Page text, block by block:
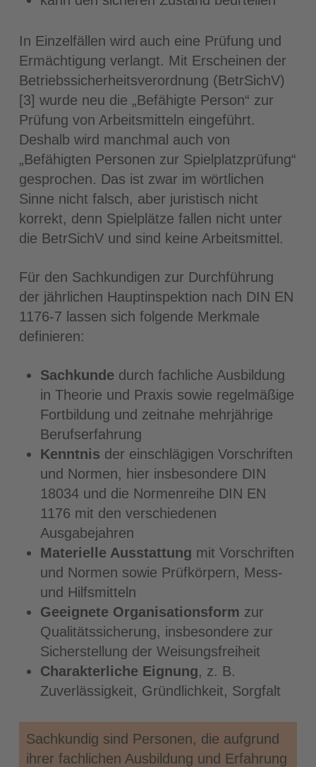
In Einzelfällen wird auch eine Prüfung und
Ermächtigung verlangt. Mit Erscheinen der
Betriebssicherheitsverordnung (BetrSichV)
[3] wurde neu die „Befähigte Person“ zur
Prüfung von Arbeitsmitteln eingeführt.
Deshalb wird manchmal auch von
„Befähigten Personen zur Spielplatzprüfung“
gesprochen. Das ist zwar im wörtlichen
Sinne nicht falsch, aber juristisch nicht
korrekt, denn Spielplätze fallen nicht unter
die BetrSichV und sind keine Arbeitsmittel.
Für den Sachkundigen zur Durchführung
der jährlichen Hauptinspektion nach DIN EN
1176-7 lassen sich folgende Merkmale
definieren:
Sachkunde durch fachliche Ausbildung
in Theorie und Praxis sowie regelmäßige
Fortbildung und zeitnahe mehrjährige
Berufserfahrung
Kenntnis der einschlägigen Vorschriften
und Normen, hier insbesondere DIN
18034 und die Normenreihe DIN EN
1176 mit den verschiedenen
Ausgabejahren
Materielle Ausstattung mit Vorschriften
und Normen sowie Prüfkörpern, Mess-
und Hilfsmitteln
Geeignete Organisationsform zur
Qualitätssicherung, insbesondere zur
Sicherstellung der Weisungsfreiheit
Charakterliche Eignung, z. B.
Zuverlässigkeit, Gründlichkeit, Sorgfalt
Sachkundig sind Personen, die aufgrund
ihrer fachlichen Ausbildung und Erfahrung